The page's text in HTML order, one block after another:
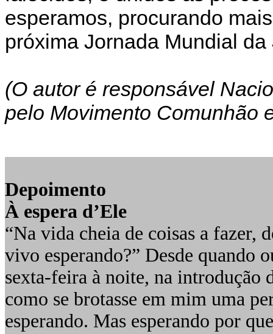
esperamos, procurando
próxima Jornada Mundial da
(O autor é responsável
pelo Movimento Comunhão
Depoimento
À espera d’Ele
“Na vida cheia de coisas a fazer,
vivo esperando?” Desde quando
sexta-feira à noite, na
como se brotasse em mim uma
esperando. Mas esperando por